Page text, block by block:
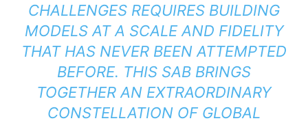
CHALLENGES REQUIRES BUILDING
MODELS AT A SCALE AND FIDELITY
THAT HAS NEVER BEEN ATTEMPTED
BEFORE. THIS SAB BRINGS
TOGETHER AN EXTRAORDINARY
CONSTELLATION OF GLOBAL